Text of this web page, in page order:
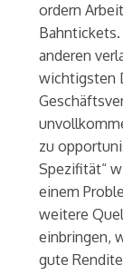
ordern
anderen
wichtigsten
zu
Spezifität“
einem
weitere
einbringen,
gute